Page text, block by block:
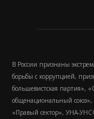
В России признаны
борьбы с коррупцией,
большевистская партия»,
общенациональный
«Правый сектор», УНА-